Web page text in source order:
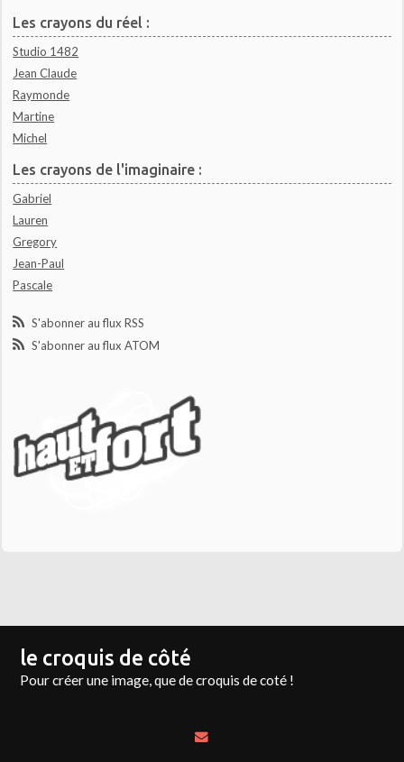
Les crayons du réel :
Studio 1482
Jean Claude
Raymonde
Martine
Michel
Les crayons de l'imaginaire :
Gabriel
Lauren
Gregory
Jean-Paul
Pascale
S'abonner au flux RSS
S'abonner au flux ATOM
le croquis de côté
Pour créer une image, que de croquis de coté !